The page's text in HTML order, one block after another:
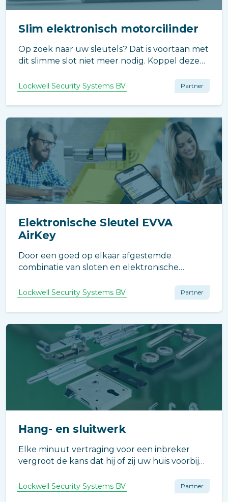
Slim elektronisch motorcilinder
Op zoek naar uw sleutels? Dat is voortaan met
dit slimme slot niet meer nodig. Koppel deze
en ontgrendel uw voordeur met een
eenvoudig ‘tikje’ op uw smartphone of Apple
Watch.
Lockwell Security Systems BV Partner
Elektronische Sleutel EVVA
AirKey
Door een goed op elkaar afgestemde
combinatie van sloten en elektronische
open en toegankelijk uitziet, maar
tegelijkertijd hermetisch afgesloten is voor
bezoekers of niet-geaccrediteerde
werknemers.
Lockwell Security Systems BV Partner
Hang- en sluitwerk
Elke minuut vertraging voor een inbreker
vergroot de kans dat hij of zij uw huis voorbij
wordt om in te breken, neemt immers
Lockwell Security Systems BV Partner